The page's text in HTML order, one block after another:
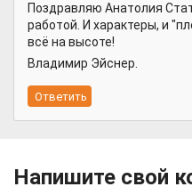
Поздравляю Анатолия
работой. И характеры, и
всё на высоте!
Владимир Эйснер.
Напишите свой